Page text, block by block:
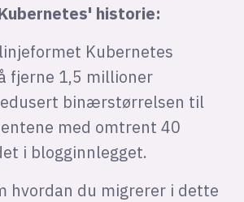
historie:
Kubernetes
fjerne 1,5 millioner
binærstørrelsen til
med omtrent 40
i blogginnlegget.
hvordan du migrerer i dette